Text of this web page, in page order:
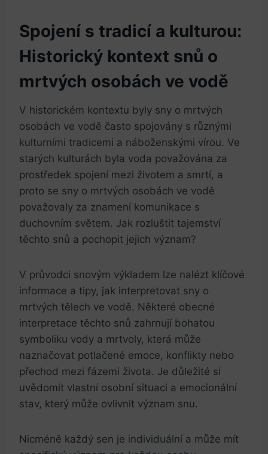
Spojení s tradicí a kulturou:
Historický kontext snů o
mrtvých osobách ve vodě
V historickém kontextu byly sny o mrtvých
osobách ve vodě často spojovány s různými
kulturními tradicemi a náboženskými vírou. Ve
starých kulturách byla voda považována za
prostředek spojení mezi životem a smrtí, a
proto se sny o mrtvých osobách ve vodě
považovaly za znamení komunikace s
duchovním světem. Jak rozluštit tajemství
těchto snů a pochopit jejich význam?
V průvodci snovým výkladem lze nalézt klíčové
informace a tipy, jak interpretovat sny o
mrtvých tělech ve vodě. Některé obecné
interpretace těchto snů zahrnují bohatou
symboliku vody a mrtvoly, která může
naznačovat potlačené emoce, konflikty nebo
přechod mezi fázemi života. Je důležité si
uvědomit vlastní osobní situaci a emocionální
stav, který může ovlivnit význam snu.
Nicméně každý sen je individuální a může mít